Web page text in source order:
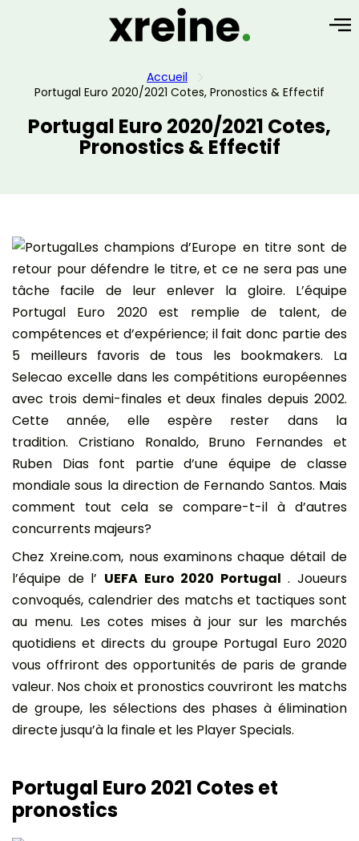
Accueil
Portugal Euro 2020/2021 Cotes, Pronostics & Effectif
Portugal Euro 2020/2021 Cotes,
Pronostics & Effectif
Les champions d’Europe en titre sont de
retour pour défendre le titre, et ce ne sera pas une
tâche facile de leur enlever la gloire. L’équipe
Portugal Euro 2020 est remplie de talent, de
compétences et d’expérience; il fait donc partie des
5 meilleurs favoris de tous les bookmakers. La
Selecao excelle dans les compétitions européennes
avec trois demi-finales et deux finales depuis 2002.
Cette année, elle espère rester dans la
tradition. Cristiano Ronaldo, Bruno Fernandes et
Ruben Dias font partie d’une équipe de classe
mondiale sous la direction de Fernando Santos. Mais
comment tout cela se compare-t-il à d’autres
concurrents majeurs?
Chez Xreine.com, nous examinons chaque détail de
l’équipe de l’ UEFA Euro 2020 Portugal . Joueurs
convoqués, calendrier des matchs et tactiques sont
au menu. Les cotes mises à jour sur les marchés
quotidiens et directs du groupe Portugal Euro 2020
vous offriront des opportunités de paris de grande
valeur. Nos choix et pronostics couvriront les matchs
de groupe, les sélections des phases à élimination
directe jusqu’à la finale et les Player Specials.
Portugal Euro 2021 Cotes et
pronostics